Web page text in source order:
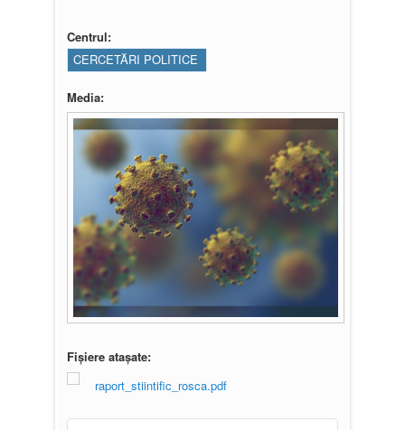
Centrul:
CERCETĂRI POLITICE
Media:
Fișiere atașate:
raport_stiintific_rosca.pdf